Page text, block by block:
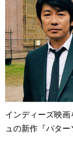
インディーズ映
ュの新作『パター